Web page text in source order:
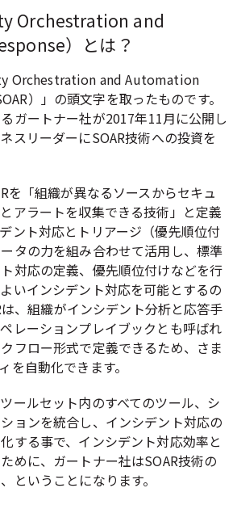
Orchestration and
）とは？
Orchestration and Automation
）」の頭文字を取ったものです。
ガートナー社が2017年11月に公開し
スリーダーにSOAR技術への投資を
を「組織が異なるソースからセキュ
アラートを収集できる技術」と定義
ント対応とトリアージ（優先順位付
タの力を組み合わせて活用し、標準
対応の定義、優先順位付けなどを行
いインシデント対応を可能とするの
は、組織がインシデント分析と応答手
レーションプレイブックとも呼ばれ
フロー形式で定義できるため、さま
を自動化できます。
ールセット内のすべてのツール、シ
ョンを統合し、インシデント対応の
する事で、インシデント対応効率と
めに、ガートナー社はSOAR技術の
ということになります。